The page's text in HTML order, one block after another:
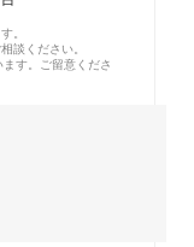
。
談ください。
す。ご留意くださ